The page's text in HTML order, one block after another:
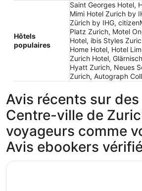
Hôtels
populaires
Saint Georges Hotel,
Mimi Hotel Zurich by
Zürich by IHG,
Platz Zurich, Motel
Hotel, ibis Styles
Home Hotel, Hotel
Zurich Hotel,
Hyatt Zurich, Neues
Zurich, Autograph
Avis récents sur
Centre-ville de
voyageurs comme
Avis ebookers
Crowne Plaza Zürich by IHG